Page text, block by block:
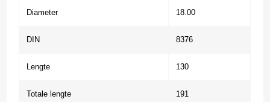
Diameter 18.00
DIN 8376
Lengte 130
Totale lengte 191